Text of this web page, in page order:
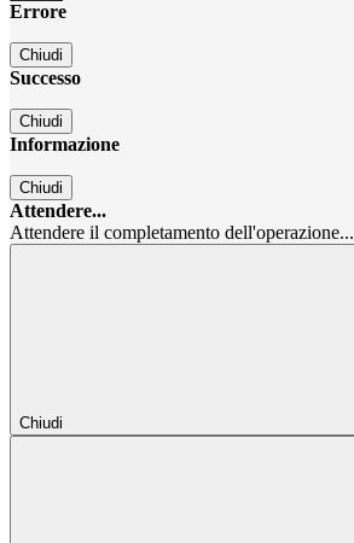
Errore
Chiudi
Successo
Chiudi
Informazione
Chiudi
Attendere...
Attendere il completamento dell'operazione...
Chiudi